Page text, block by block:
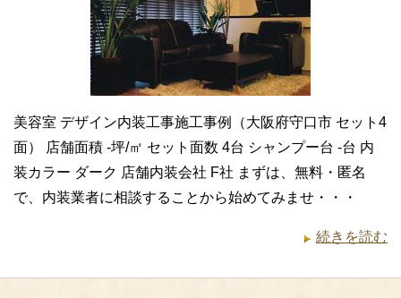
美容室 デザイン内装工事施工事例（大阪府守口市 セット4
面） 店舗面積 -坪/㎡ セット面数 4台 シャンプー台 -台 内
装カラー ダーク 店舗内装会社 F社 まずは、無料・匿名
で、内装業者に相談することから始めてみませ・・・
続きを読む